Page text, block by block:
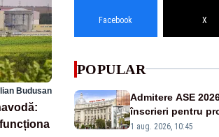
Budusan
Facebook X
POPULAR
Admitere ASE
înscrieri pentru
masterat și
1 aug. 2026, 10:45